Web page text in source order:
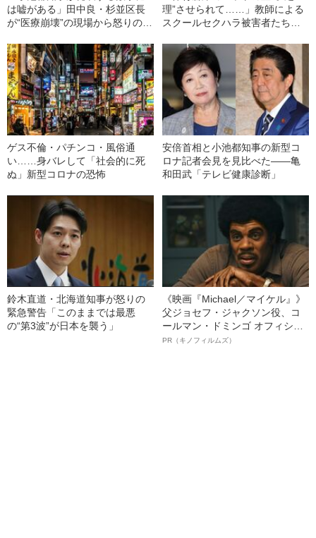
は嘘がある」田中良・杉並区長
が“医療崩壊”の現場から怒りの告
理”させられて……」教師による
スクールセクハラ被害者たちが
ゲス不倫・パチンコ・風俗通
い……身バレして「社会的に死
ぬ」新型コロナの恐怖
安倍首相と小池都知事の新型コ
ロナ記者会見を見比べた――亀
和田武「テレビ健康診断」
鈴木直道・北海道知事が怒りの
緊急警告「このままでは最悪
の“第3波”が日本を襲う」
《映画『Michael／マイケル』》
父ジョセフ・ジャクソン役、コ
ールマン・ドミンゴ オフィシャ
ルインタビュー“観客を魅了した
PR（キノフィルムズ）